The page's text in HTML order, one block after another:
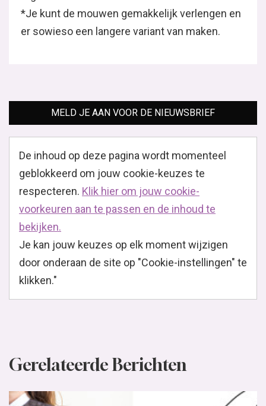
*Je kunt de mouwen gemakkelijk verlengen en
er sowieso een langere variant van maken.
MELD JE AAN VOOR DE NIEUWSBRIEF
De inhoud op deze pagina wordt momenteel
geblokkeerd om jouw cookie-keuzes te
respecteren. Klik hier om jouw cookie-
voorkeuren aan te passen en de inhoud te
bekijken.
Je kan jouw keuzes op elk moment wijzigen
door onderaan de site op "Cookie-instellingen" te
klikken."
Gerelateerde Berichten